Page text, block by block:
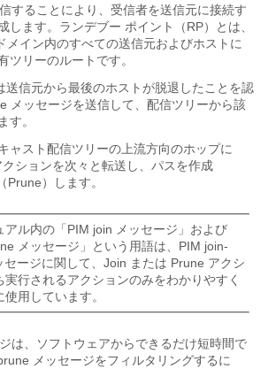
することにより、受信者を送信元に接続す
します。ランデブー ポイント（RP）とは、
メイン内のすべての送信元およびホストに
ツリーのルートです。
送信元から最後のホストが脱退したことを認
メッセージを送信して、配信ツリーから該
す。
ャスト配信ツリーの上流方向のホップに
ションを次々と転送し、パスを作成
Prune）します。
アル内の「PIM join メッセージ」および
メッセージ」という用語は、PIM join-
セージに関して、Join または Prune アクシ
実行されるアクションのみをわかりやすく
用しています。
は、ソフトウェアからできるだけ短時間で
メッセージをフィルタリングするに